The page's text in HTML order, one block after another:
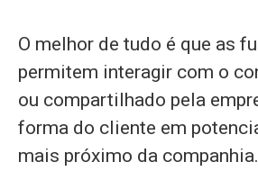
O melhor de tudo é que as
permitem interagir com o
ou compartilhado pela
forma do cliente em
mais próximo da companhia.